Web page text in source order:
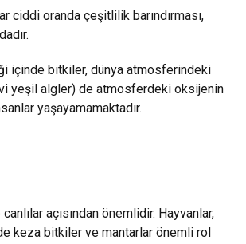
ciddi oranda çeşitlilik barındırması,
içinde bitkiler, dünya atmosferindeki
yeşil algler) de atmosferdeki oksijenin
yaşayamamaktadır.
açısından önemlidir. Hayvanlar,
keza bitkiler ve mantarlar önemli rol